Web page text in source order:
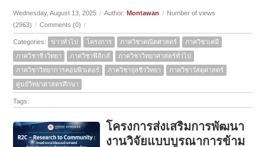
Wednesday, August 13, 2025 / Author:Montawan / Number of views
(2963) / Comments (0) /
Categories: ข่าวทั่วไป โครงการ ภาควิชาคณิตศาสตร์
ภาควิชาเคมี
ภาควิชาชีววิทยา
ภาควิชาฟิสิกส์
ภาควิชาวิทยาศาสตร์ทั่วไป
ภาควิชาวิทยาการคอมพิวเตอร์
ภาควิชาจุลชีววิทยา
ภาควิชาวัสดุศาสตร์
ศูนย์วิทยาศาสตรศึกษา
Tags:
โครงการส่งเสริมการพัฒนา
งานวิจัยแบบบูรณาการข้าม